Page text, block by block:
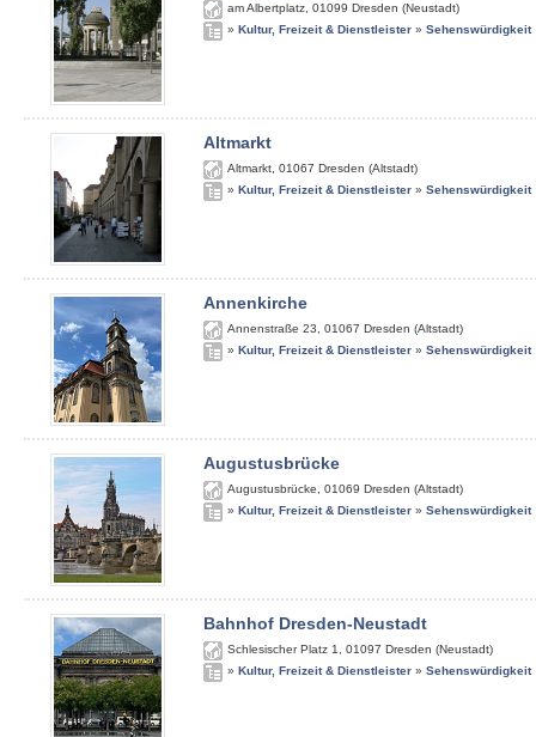
am Albertplatz 01099 Dresden (Neustadt)
» Kultur, Freizeit & Dienstleister » Sehenswürdigkeit
Altmarkt
Altmarkt 01067 Dresden (Altstadt)
» Kultur, Freizeit & Dienstleister » Sehenswürdigkeit
Annenkirche
Annenstraße 23 01067 Dresden (Altstadt)
» Kultur, Freizeit & Dienstleister » Sehenswürdigkeit
Augustusbrücke
Augustusbrücke 01069 Dresden (Altstadt)
» Kultur, Freizeit & Dienstleister » Sehenswürdigkeit
Bahnhof Dresden-Neustadt
Schlesischer Platz 1 01097 Dresden (Neustadt)
» Kultur, Freizeit & Dienstleister » Sehenswürdigkeit